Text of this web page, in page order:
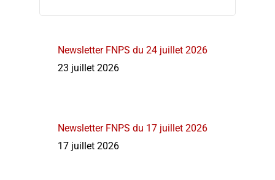
Newsletter FNPS du 24 juillet 2026
23 juillet 2026
Newsletter FNPS du 17 juillet 2026
17 juillet 2026